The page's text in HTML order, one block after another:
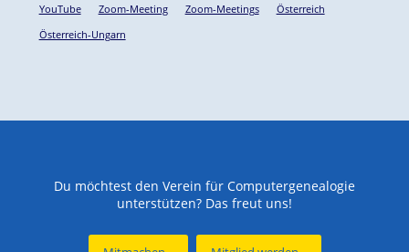
YouTube
Zoom-Meeting Zoom-Meetings
Österreich
Österreich-Ungarn
Du möchtest den Verein für Computergenealogie
unterstützen? Das freut uns!